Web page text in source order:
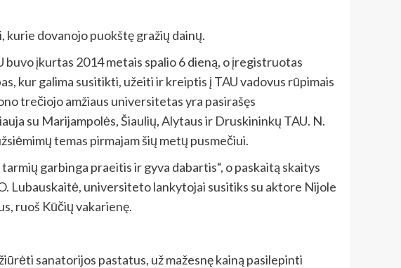
dovanojo puokštę gražių dainų.
įkurtas 2014 metais spalio 6 dieną, o įregistruotas
kur galima susitikti, užeiti ir kreiptis į TAU vadovus rūpimais
trečiojo amžiaus universitetas yra pasirašęs
su Marijampolės, Šiaulių, Alytaus ir Druskininkų TAU. N.
temas pirmajam šių metų pusmečiui.
garbinga praeitis ir gyva dabartis“, o paskaitą skaitys
Lubauskaitė, universiteto lankytojai susitiks su aktore Nijole
ruoš Kūčių vakarienę.
sanatorijos pastatus, už mažesnę kainą pasilepinti